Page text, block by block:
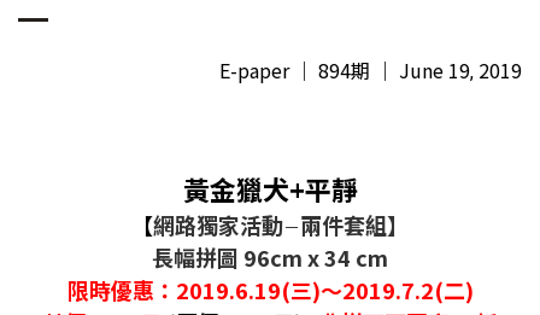
E-paper ｜ 894期 ｜ June 19, 2019
黃金獵犬+平靜
【網路獨家活動－兩件套組】
長幅拼圖 96cm x 34 cm
限時優惠：2019.6.19(三)～2019.7.2(二)